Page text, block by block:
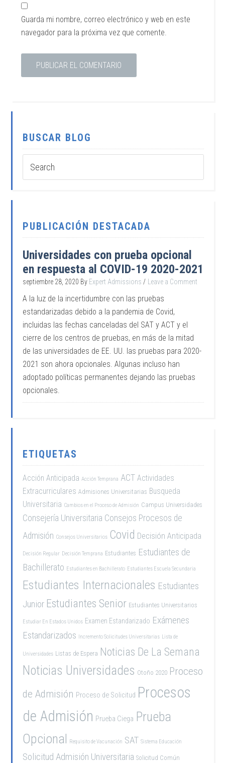
Guarda mi nombre, correo electrónico y web en este
navegador para la próxima vez que comente.
BUSCAR BLOG
PUBLICACIÓN DESTACADA
Universidades con prueba opcional
en respuesta al COVID-19 2020-2021
septiembre 28, 2020 By Expert Admissions Leave a Comment
A la luz de la incertidumbre con las pruebas
estandarizadas debido a la pandemia de Covid,
incluidas las fechas canceladas del SAT y ACT y el
cierre de los centros de pruebas, en más de la mitad
de las universidades de EE. UU. las pruebas para 2020-
2021 son ahora opcionales. Algunas incluso han
adoptado políticas permanentes dejando las pruebas
opcionales.
ETIQUETAS
Acción Anticipada Acción Temprana ACT Actividades
Extracurriculares Admisiones Universitarias Busqueda
Universitaria Cambios en el Proceso de Admisión Campus Universidades
Consejería Universitaria Consejos Procesos de
Admisión Consejos Universitarios Covid Decisión Anticipada
Decisión Regular Decisión Temprana Estudiantes Estudiantes de
Bachillerato Estudiantes en Bachillerato Estudiantes Escuela Secundaria
Estudiantes Internacionales Estudiantes
Junior Estudiantes Senior Estudiantes Universitarios
Estudiar En Estados Unidos Examen Estandarizado Exámenes
Estandarizados Incremento Solicitudes Universitarias Lista de
Universidades Listas de Espera Noticias De La Semana
Noticias Universidades Otoño 2020 Proceso
de Admisión Proceso de Solicitud Procesos
de Admisión Prueba Ciega Prueba
Opcional Requisito de Vacunación SAT Sistema Educación
Solicitud Admisión Universitaria Solicitud Común